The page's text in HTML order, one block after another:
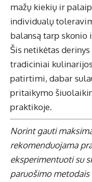
mažų kiekių ir
individualų
balansą tarp skonio
Šis netikėtas
tradiciniai
patirtimi, dabar
pritaikymo
praktikoje.
Norint gauti
rekomenduojama
eksperimentuoti su
paruošimo